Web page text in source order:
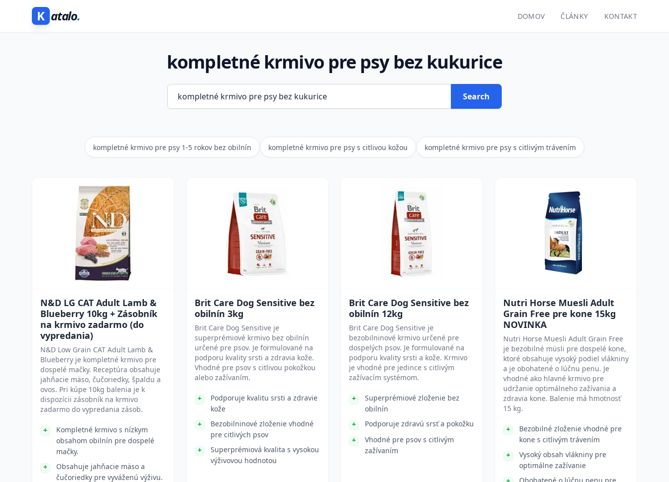
K atalo. DOMOV ČLÁNKY KONTAKT
kompletné krmivo pre psy bez kukurice
Search
kompletné krmivo pre psy 1-5 rokov bez obilnín kompletné krmivo pre psy s citlivou kožou kompletné krmivo pre psy s citlivým trávením
N&D LG CAT Adult Lamb &
Blueberry 10kg + Zásobník
na krmivo zadarmo (do
vypredania)
N&D Low Grain CAT Adult Lamb &
Blueberry je kompletné krmivo pre
dospelé mačky. Receptúra obsahuje
jahňacie mäso, čučoriedky, špaldu a
ovos. Pri kúpe 10kg balenia je k
dispozícii zásobník na krmivo
zadarmo do vypredania zásob.
Kompletné krmivo s nízkym
obsahom obilnín pre dospelé
mačky.
Obsahuje jahňacie mäso a
čučoriedky pre vyváženú výživu.
Brit Care Dog Sensitive bez
obilnín 3kg
Brit Care Dog Sensitive je
superprémiové krmivo bez obilnín
určené pre psov. Je formulované na
podporu kvality srsti a zdravia kože.
Vhodné pre psov s citlivou pokožkou
alebo zažívaním.
Podporuje kvalitu srsti a zdravie
kože
Bezobilninové zloženie vhodné
pre citlivých psov
Superprémiová kvalita s vysokou
výživovou hodnotou
Brit Care Dog Sensitive bez
obilnín 12kg
Brit Care Dog Sensitive je
bezobilninové krmivo určené pre
dospelých psov. Je formulované na
podporu kvality srsti a kože. Krmivo
je vhodné pre jedince s citlivým
zažívacím systémom.
Superprémiové zloženie bez
obilnín
Podporuje zdravú srsť a pokožku
Vhodné pre psov s citlivým
zažívaním
Nutri Horse Muesli Adult
Grain Free pre kone 15kg
NOVINKA
Nutri Horse Muesli Adult Grain Free
je bezobilné müsli pre dospelé kone,
ktoré obsahuje vysoký podiel vlákniny
a je obohatené o lúčnu penu. Je
vhodné ako hlavné krmivo pre
udržanie optimálneho zažívania a
zdravia kone. Balenie má hmotnosť
15 kg.
Bezobilné zloženie vhodné pre
kone s citlivým trávením
Vysoký obsah vlákniny pre
optimálne zažívanie